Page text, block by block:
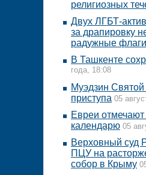
религиозных
Двух ЛГБТ-
за драпировку
радужные флаги
В Ташкенте
года, 18:08
Муэдзин
приступа 05
Евреи
календарю 05
Верховный суд
ПЦУ на
собор в Крыму